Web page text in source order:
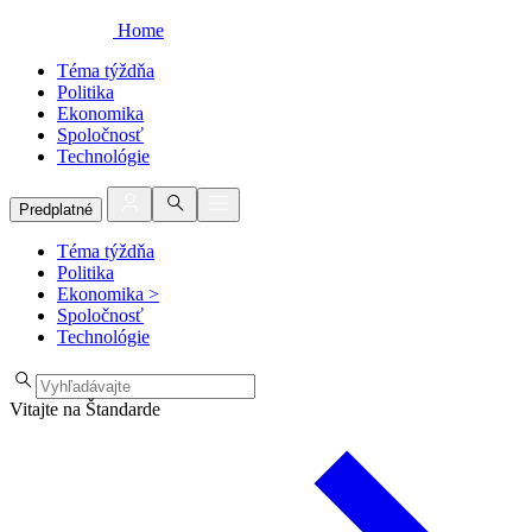
Home
Téma týždňa
Politika
Ekonomika
Spoločnosť
Technológie
Predplatné
Téma týždňa
Politika
Ekonomika >
Spoločnosť
Technológie
Vitajte na Štandarde